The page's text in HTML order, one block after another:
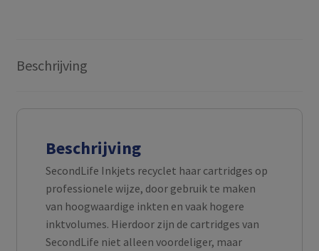
Beschrijving
Beschrijving
SecondLife Inkjets recyclet haar cartridges op
professionele wijze, door gebruik te maken
van hoogwaardige inkten en vaak hogere
inktvolumes. Hierdoor zijn de cartridges van
SecondLife niet alleen voordeliger, maar